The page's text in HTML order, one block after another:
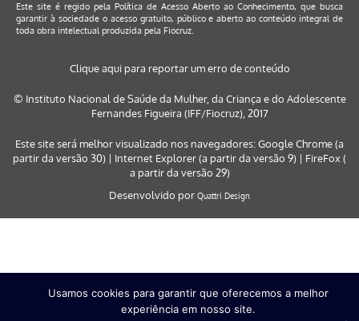
Este site é regido pela Política de Acesso Aberto ao Conhecimento, que busca
garantir à sociedade o acesso gratuito, público e aberto ao conteúdo integral de
toda obra intelectual produzida pela Fiocruz.
Clique aqui para reportar um erro de conteúdo
© Instituto Nacional de Saúde da Mulher, da Criança e do Adolescente
Fernandes Figueira (IFF/Fiocruz), 2017
Este site será melhor visualizado nos navegadores: Google Chrome (a
partir da versão 30) | Internet Explorer (a partir da versão 9) | FireFox (
a partir da versão 29)
Desenvolvido por Quattri Design
Usamos cookies para garantir que oferecemos a melhor
experiência em nosso site.